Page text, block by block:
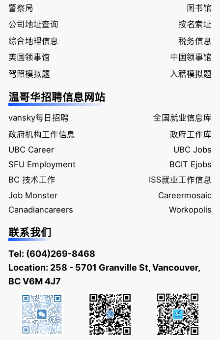
警察局
图书馆
公司地址查询
按名索址
综合地理信息
税务信息
美国领事馆
中国领事馆
驾照模拟题
入籍模拟题
温哥华招聘信息网站
vansky每日招聘
全国就业信息库
政府机构工作信息
政府工作库
UBC Career
UBC Jobs
SFU Employment
BCIT Ejobs
BC 技术工作
ISS就业工作信息
Job Monster
Careermosaic
Canadiancareers
Workopolis
联系我们
Tel: (604)269-8468
Location: 258 - 5701 Granville St, Vancouver,
BC V6M 4J7